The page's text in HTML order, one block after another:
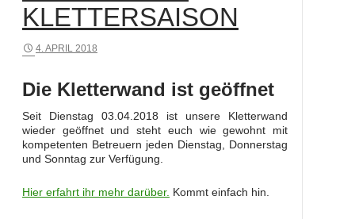
KLETTERSAISON
4. APRIL 2018
Die Kletterwand ist geöffnet
Seit Dienstag 03.04.2018 ist unsere Kletterwand
wieder geöffnet und steht euch wie gewohnt mit
kompetenten Betreuern jeden Dienstag, Donnerstag
und Sonntag zur Verfügung.
Hier erfahrt ihr mehr darüber. Kommt einfach hin.